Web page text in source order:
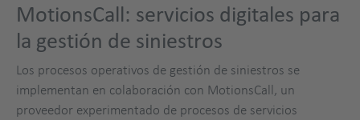
MotionsCall: servicios digitales para
la gestión de siniestros
Los procesos operativos de gestión de siniestros se
implementan en colaboración con MotionsCall, un
proveedor experimentado de procesos de servicios